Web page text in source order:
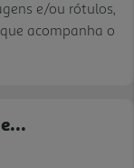
e/ou rótulos,
acompanha o